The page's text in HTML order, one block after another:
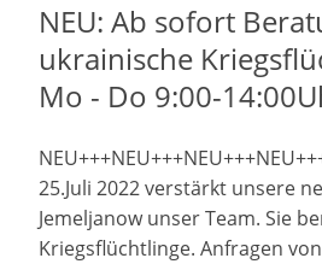
NEU: Ab sofort
ukrainische
Mo - Do 9:00-
25.Juli 2022 verstärkt unsere
Jemeljanow unser Team. Sie
Kriegsflüchtlinge. Anfragen